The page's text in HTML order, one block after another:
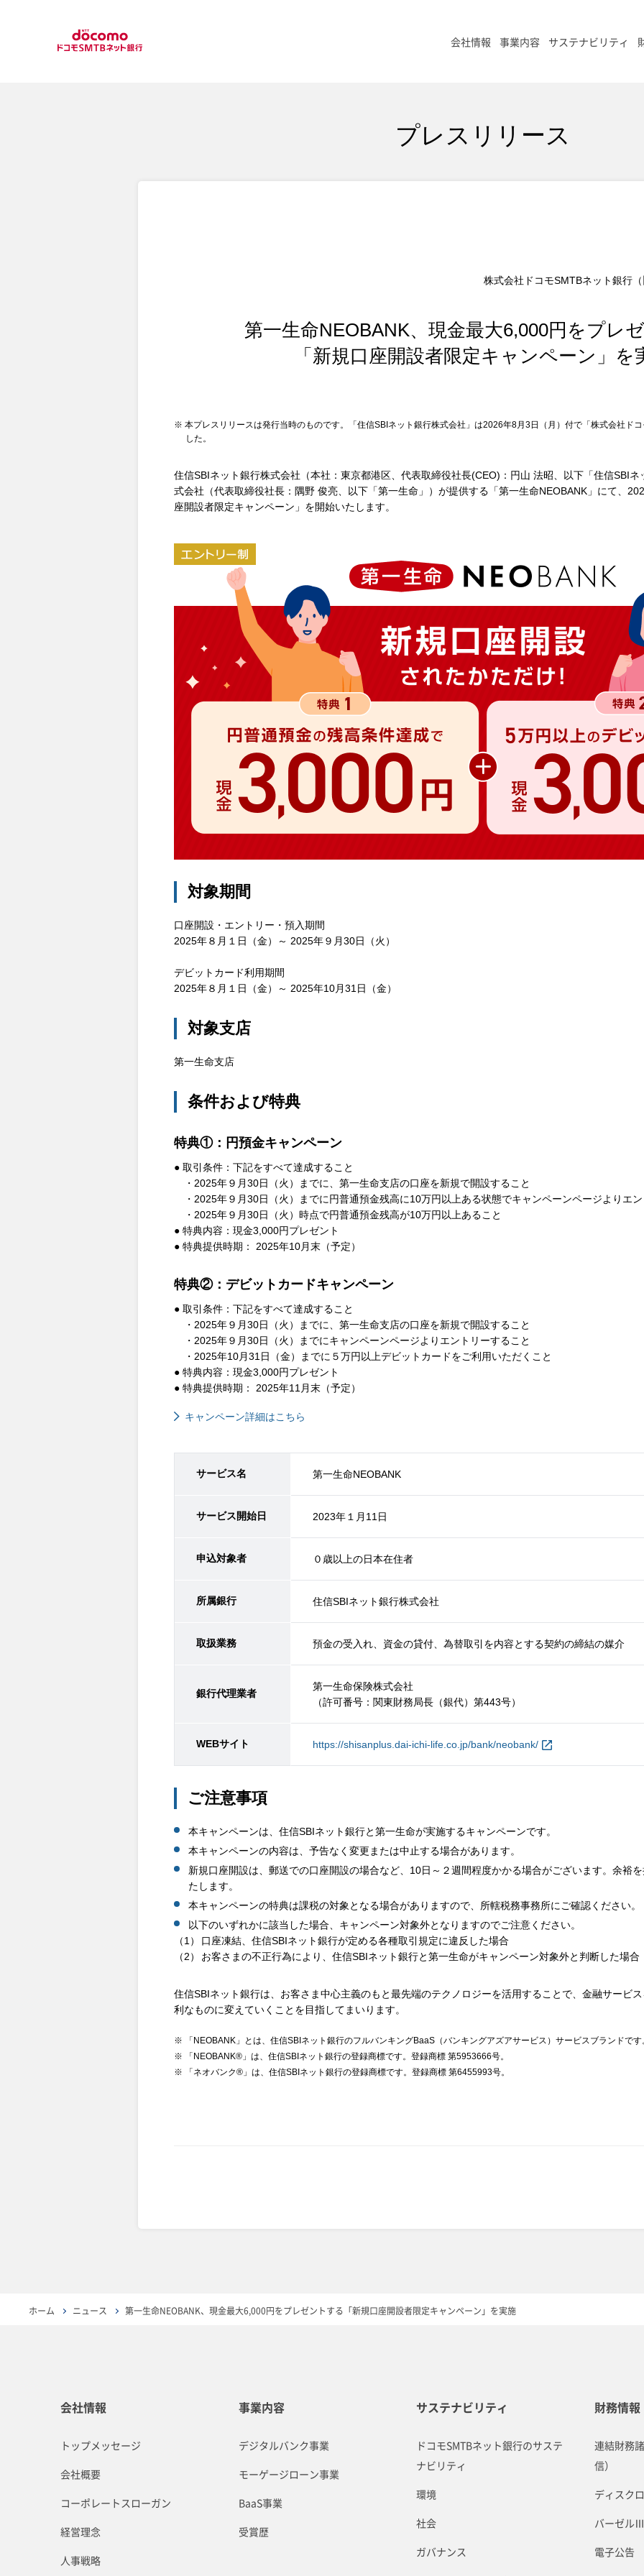
会社情報 事業内容 サステナビリティ
プレスリリース
株式会社ドコモSMTBネット銀行
第一生命NEOBANK、現金最大6,000円をプレ
「新規口座開設者限定キャンペーン」を
※ 本プレスリリースは発行当時のものです。「住信SBIネット銀行株式会社」は2026年8月3日（月）付で「株式会社ド
した。
住信SBIネット銀行株式会社（本社：東京都港区、代表取締役社長(CEO)：円山 法昭、以下「住信SBI
式会社（代表取締役社長：隅野 俊亮、以下「第一生命」）が提供する「第一生命NEOBANK」にて、
座開設者限定キャンペーン」を開始いたします。
対象期間
口座開設・エントリー・預入期間
2025年８月１日（金）～ 2025年９月30日（火）
デビットカード利用期間
2025年８月１日（金）～ 2025年10月31日（金）
対象支店
第一生命支店
条件および特典
特典①：円預金キャンペーン
● 取引条件：下記をすべて達成すること
・2025年９月30日（火）までに、第一生命支店の口座を新規で開設すること
・2025年９月30日（火）までに円普通預金残高に10万円以上ある状態でキャンペーンページよりエン
・2025年９月30日（火）時点で円普通預金残高が10万円以上あること
● 特典内容：現金3,000円プレゼント
● 特典提供時期： 2025年10月末（予定）
特典②：デビットカードキャンペーン
● 取引条件：下記をすべて達成すること
・2025年９月30日（火）までに、第一生命支店の口座を新規で開設すること
・2025年９月30日（火）までにキャンペーンページよりエントリーすること
・2025年10月31日（金）までに５万円以上デビットカードをご利用いただくこと
● 特典内容：現金3,000円プレゼント
● 特典提供時期： 2025年11月末（予定）
キャンペーン詳細はこちら
サービス名 第一生命NEOBANK
サービス開始日 2023年１月11日
申込対象者 ０歳以上の日本在住者
所属銀行 住信SBIネット銀行株式会社
取扱業務 預金の受入れ、資金の貸付、為替取引を内容とする契約の締結の媒介
銀行代理業者
第一生命保険株式会社
（許可番号：関東財務局長（銀代）第443号）
WEBサイト https://shisanplus.dai-ichi-life.co.jp/bank/neobank/
ご注意事項
本キャンペーンは、住信SBIネット銀行と第一生命が実施するキャンペーンです。
本キャンペーンの内容は、予告なく変更または中止する場合があります。
新規口座開設は、郵送での口座開設の場合など、10日～２週間程度かかる場合がございます。余裕
たします。
本キャンペーンの特典は課税の対象となる場合がありますので、所轄税務事務所にご確認ください。
以下のいずれかに該当した場合、キャンペーン対象外となりますのでご注意ください。
口座凍結、住信SBIネット銀行が定める各種取引規定に違反した場合
お客さまの不正行為により、住信SBIネット銀行と第一生命がキャンペーン対象外と判断した場合
住信SBIネット銀行は、お客さま中心主義のもと最先端のテクノロジーを活用することで、金融サービ
利なものに変えていくことを目指してまいります。
※ 「NEOBANK」とは、住信SBIネット銀行のフルバンキングBaaS（バンキングアズアサービス）サービスブランドです
※ 「NEOBANK®」は、住信SBIネット銀行の登録商標です。登録商標 第5953666号。
※ 「ネオバンク®」は、住信SBIネット銀行の登録商標です。登録商標 第6455993号。
ホーム ニュース 第一生命NEOBANK、現金最大6,000円をプレゼントする「新規口座開設者限定キャンペーン」を実施
会社情報
トップメッセージ
会社概要
コーポレートスローガン
経営理念
人事戦略
事業内容
デジタルバンク事業
モーゲージローン事業
BaaS事業
受賞歴
サステナビリティ
ドコモSMTBネット銀行のサステ
ナビリティ
環境
社会
ガバナンス
財務情報
連結財務
信）
ディスク
バーゼル
電子公告